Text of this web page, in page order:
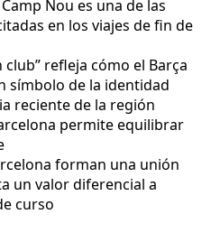
símbolo de la identidad
reciente de la región
permite equilibrar
forman una unión
un valor diferencial a
curso
curso Barcelona, elFC
un club: es un símbolo
de la ciudad. En este